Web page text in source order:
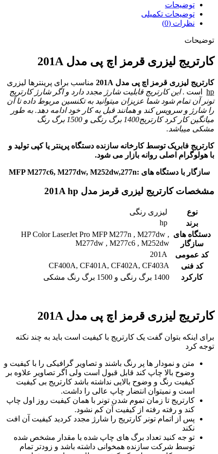
توضیحات
توضیحات تکمیلی
نظرات (0)
توضیحات
کارتریج لیزری قرمز اچ پی مدل 201A
کارتریج لیزری قرمز اچ پی مدل 201A
مناسب برای پرینترها لیزری
hp است .این کارتریج قابلیت شارژ مجدد دارد و اگر شارژ کارتریج
تونر آن تمام شود شما عزیزان میتوانید به تکنسین مربوط داده تا آن
را شارژ و سرویس کند و همانند قبل به کار خود ادامه دهد. به طور
میانگین کار کرد
کارتریج1400 برگ رنگی و 1500 برگ رنگ
مشکی میباشد.
کارتریج فابریک توسط کارخانه سازنده دستگاه پرینتر یا کپی تولید و
با هولوگرام اصلی روانه بازار می شود.
سازگار با دستگاه های :MFP M277c6, M277dw, M252dw,277n
مشخصات کارتریج لیزری قرمز مدل 201A hp
نوع
لیزری رنگی
برند
دستگاه های
سازگار
HP Color LaserJet Pro MFP M277n , M277dw ,
M277dw , M277c6 , M252dw
کد عمومی
کد فنی
CF400A, CF401A, CF402A, CF403A
کارکرد
1400 برگ رنگی و 1500 برگ رنگ مشکی
کارتریج لیزری قرمز اچ پی مدل 201A
برای اینکه بتوان گفت یک کارتریج با کیفیت است باید به چند نکته
توجه کرد
متن و نمودار ها پر رنگ باشند و تصاویر گرافیکی را با کیفیت و
وضوح بالا چاپ کند قابل قبول است ولی اگر تصاویر علاوه بر
کیفیت رنگ و وضوح بالایی نداشته باشد کارتریج بی کیفیت
است و نمیتوان انتضار چاپ عالی را داشت.
کارتریج تا زمان تموم شدن تونر با همان کیفیت روز اول چاپ
کند و رفته رفته از کیفیت آن کم نشود.
پس از اتمام تونر کارتریج را شارژ مجدد کردید کیفیت آن افت
نکند
تو جه کنید تعداد برگ های چاپ شده با مقدار مشخص شده
توسط شرکت سازنده همخوانی داشته باشد و زودتر تمام